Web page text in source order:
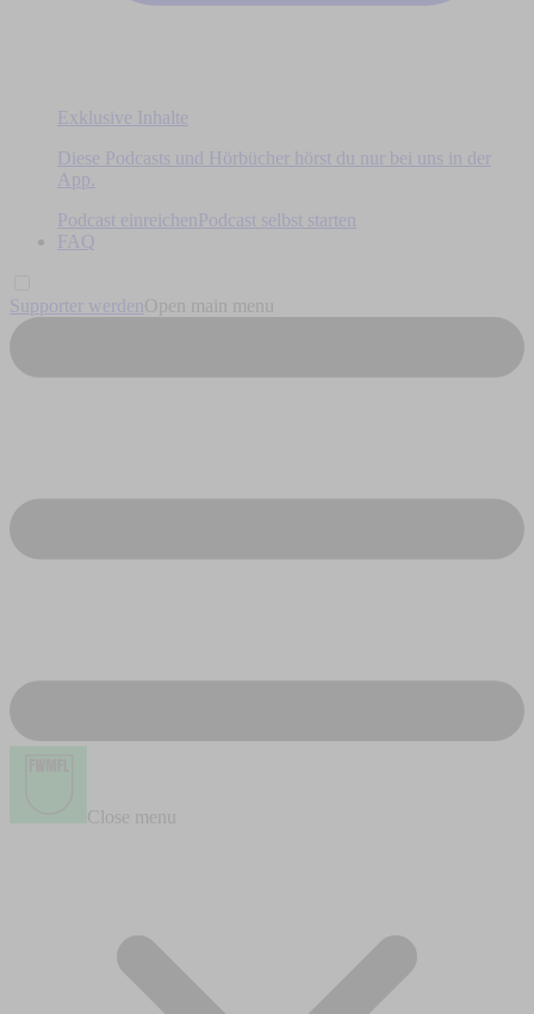
Exklusive Inhalte
Diese Podcasts und Hörbücher hörst du nur bei uns in der
App.
Podcast einreichen
Podcast selbst starten
FAQ
Supporter werden Open main menu
Close menu